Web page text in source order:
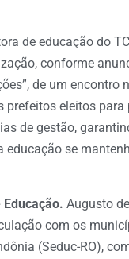
de educação do
conforme
de um encontro
prefeitos eleitos para
de gestão,
educação se
Educação. Augusto
com os
(Seduc-RO),